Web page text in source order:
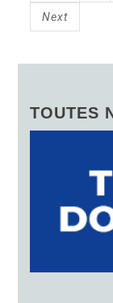
Next
TOUTES